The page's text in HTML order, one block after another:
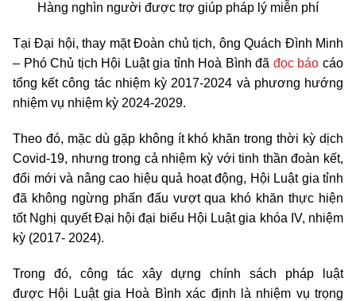
Hàng nghìn người được trợ giúp pháp lý miễn phí
Tại Đại hội, thay mặt Đoàn chủ tịch, ông Quách Đình Minh
– Phó Chủ tịch Hội Luật gia tỉnh Hoà Bình đã đọc báo cáo
tổng kết công tác nhiệm kỳ 2017-2024 và phương hướng
nhiệm vụ nhiệm kỳ 2024-2029.
Theo đó, mặc dù gặp không ít khó khăn trong thời kỳ dịch
Covid-19, nhưng trong cả nhiệm kỳ với tinh thần đoàn kết,
đổi mới và nâng cao hiệu quả hoạt động, Hội Luật gia tỉnh
đã không ngừng phấn đấu vượt qua khó khăn thực hiện
tốt Nghị quyết Đại hội đại biểu Hội Luật gia khóa IV, nhiệm
kỳ (2017- 2024).
Trong đó, công tác xây dựng chính sách pháp luật
được Hội Luật gia Hoà Bình xác định là nhiệm vụ trọng